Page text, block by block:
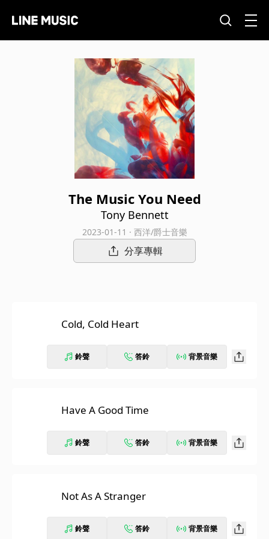
The Music You Need
Tony Bennett
2023-01-11 · 西洋/爵士音樂
分享專輯
Cold, Cold Heart
鈴聲 答鈴 背景音樂
Have A Good Time
鈴聲 答鈴 背景音樂
Not As A Stranger
鈴聲 答鈴 背景音樂